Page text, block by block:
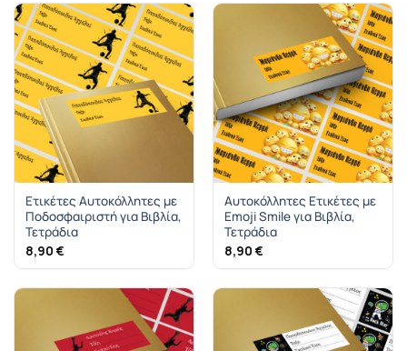
Ετικέτες Αυτοκόλλητες με
Ποδοσφαιριστή για Βιβλία,
Τετράδια
8,90 €
Αυτοκόλλητες Ετικέτες με
Emoji Smile για Βιβλία,
Τετράδια
8,90 €